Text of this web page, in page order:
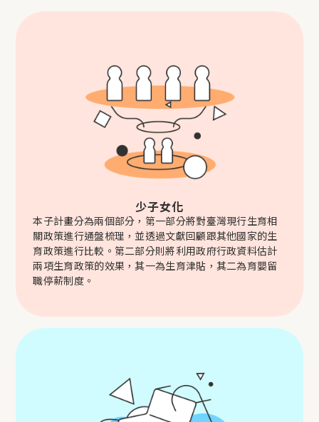
少子女化
本子計畫分為兩個部分，第一部分將對臺灣現行生育相
關政策進行通盤梳理，並透過文獻回顧跟其他國家的生
育政策進行比較。第二部分則將利用政府行政資料估計
兩項生育政策的效果，其一為生育津貼，其二為育嬰留
職停薪制度。